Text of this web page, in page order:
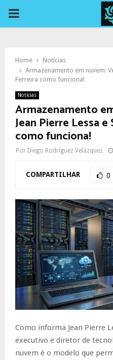
PRIMARY
Home
Notícias
Armazenamento em nuvem:
Ferreira como funciona!
Notícias
Armazenamento
Jean Pierre Lessa
como funciona!
Por Diego Rodríguez Velázquez
COMPARTILHAR 0
Como informa Jean Pierre
executivo e diretor de
nuvem é o modelo que